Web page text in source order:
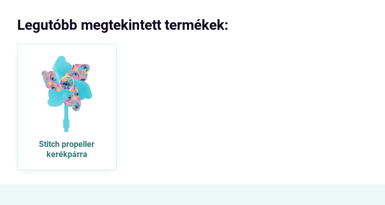
Legutóbb megtekintett termékek:
Stitch propeller
kerékpárra